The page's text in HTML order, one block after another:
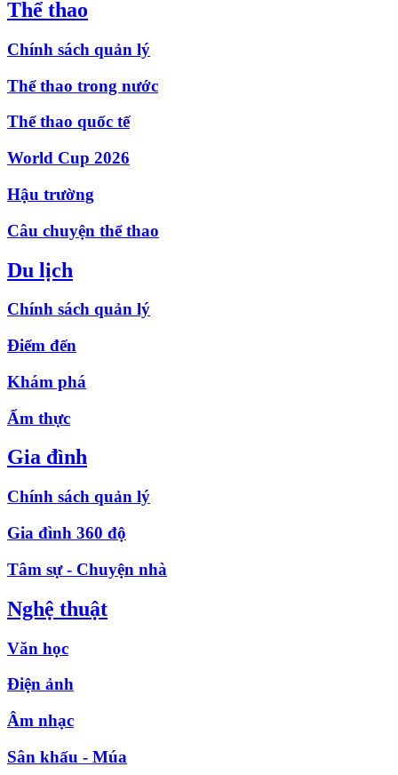
Thể thao
Chính sách quản lý
Thể thao trong nước
Thể thao quốc tế
World Cup 2026
Hậu trường
Câu chuyện thể thao
Du lịch
Chính sách quản lý
Điểm đến
Khám phá
Ẩm thực
Gia đình
Chính sách quản lý
Gia đình 360 độ
Tâm sự - Chuyện nhà
Nghệ thuật
Văn học
Điện ảnh
Âm nhạc
Sân khấu - Múa